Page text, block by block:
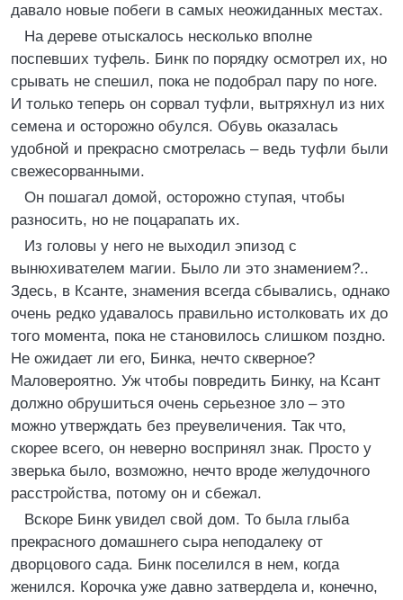
давало новые побеги в самых неожиданных местах.
На дереве отыскалось несколько вполне
поспевших туфель. Бинк по порядку осмотрел их, но
срывать не спешил, пока не подобрал пару по ноге.
И только теперь он сорвал туфли, вытряхнул из них
семена и осторожно обулся. Обувь оказалась
удобной и прекрасно смотрелась – ведь туфли были
свежесорванными.
Он пошагал домой, осторожно ступая, чтобы
разносить, но не поцарапать их.
Из головы у него не выходил эпизод с
вынюхивателем магии. Было ли это знамением?..
Здесь, в Ксанте, знамения всегда сбывались, однако
очень редко удавалось правильно истолковать их до
того момента, пока не становилось слишком поздно.
Не ожидает ли его, Бинка, нечто скверное?
Маловероятно. Уж чтобы повредить Бинку, на Ксант
должно обрушиться очень серьезное зло – это
можно утверждать без преувеличения. Так что,
скорее всего, он неверно воспринял знак. Просто у
зверька было, возможно, нечто вроде желудочного
расстройства, потому он и сбежал.
Вскоре Бинк увидел свой дом. То была глыба
прекрасного домашнего сыра неподалеку от
дворцового сада. Бинк поселился в нем, когда
женился. Корочка уже давно затвердела и, конечно,